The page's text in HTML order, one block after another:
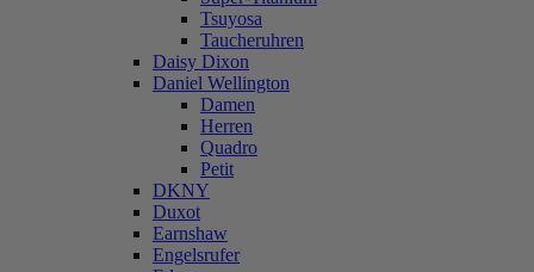
Tsuyosa
Taucheruhren
Daisy Dixon
Daniel Wellington
Damen
Herren
Quadro
Petit
DKNY
Duxot
Earnshaw
Engelsrufer